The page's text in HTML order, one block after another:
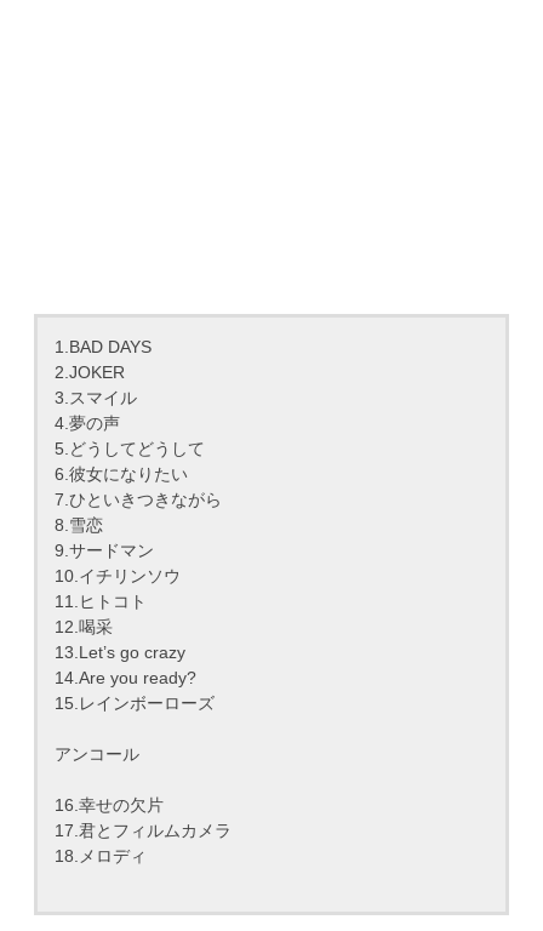
1.BAD DAYS
2.JOKER
3.スマイル
4.夢の声
5.どうしてどうして
6.彼女になりたい
7.ひといきつきながら
8.雪恋
9.サードマン
10.イチリンソウ
11.ヒトコト
12.喝采
13.Let’s go crazy
14.Are you ready?
15.レインボーローズ
アンコール
16.幸せの欠片
17.君とフィルムカメラ
18.メロディ